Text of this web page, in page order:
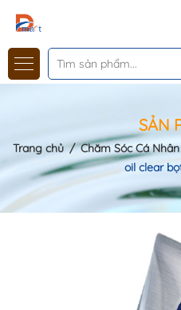
SẢN
Trang chủ / Chăm Sóc Cá Nhân
oil clear